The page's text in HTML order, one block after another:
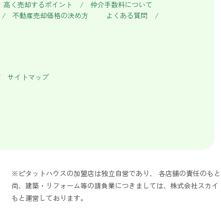
高く売却するポイント
仲介手数料について
不動産売却価格の決め方
よくある質問
サイトマップ
※ピタットハウスの加盟店は独立自営であり、 各店舗の責任のも
尚、建築・リフォーム等の請負業につきましては、株式会社スカ
もと運営しております。